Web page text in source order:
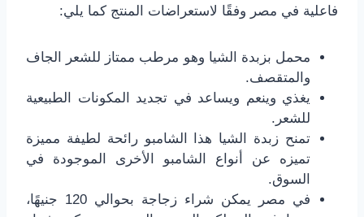
فاعلية في مصر وفقًا لاستعراضات المنتج كما يلي:
محمل بزبدة الشيا وهو مرطب ممتاز للشعر الجاف
والمتقصف.
يغذي وينعم ويساعد في تجديد المكونات الطبيعية
للشعر.
تمنح زبدة الشيا هذا الشامبو رائحة لطيفة مميزة
تميزه عن أنواع الشامبو الأخرى الموجودة في
السوق.
في مصر يمكن شراء زجاجة بحوالي 120 جنيهًا،